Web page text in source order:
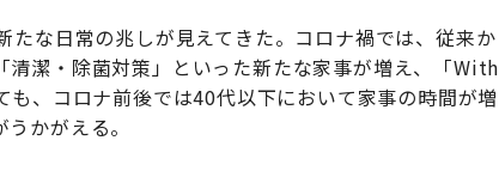
たな日常の兆しが見えてきた。コロナ禍では、従来か
潔・除菌対策」といった新たな家事が増え、「With
、コロナ前後では40代以下において家事の時間が増
かがえる。